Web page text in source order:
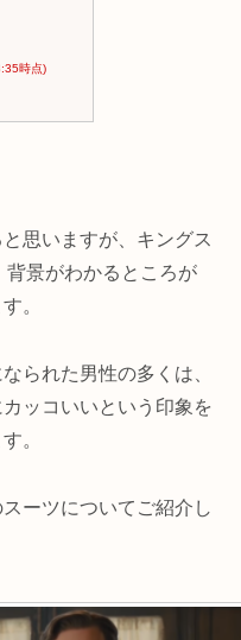
時点)
思いますが、キングス
背景がわかるところが
。
られた男性の多くは、
ッコいいという印象を
。
ーツについてご紹介し